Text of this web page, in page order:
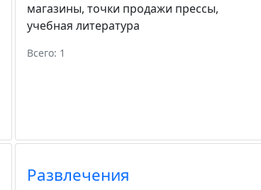
магазины,точки продажи прессы,
учебная литература
Всего: 1
Развлечения